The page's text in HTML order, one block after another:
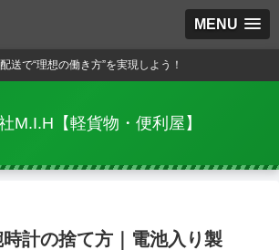
MENU
送で“理想の働き方”を実現しよう！
M.I.H【軽貨物・便利屋】
時計の捨て方｜電池入り製